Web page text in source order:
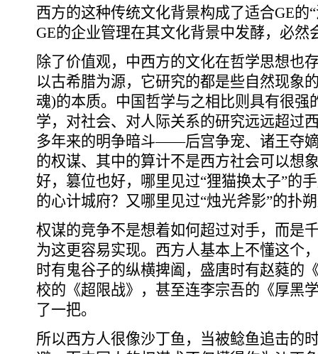
西方的这种传统文化背景构成了适合GE的
GE的企业管理在其文化背景中发酵，必然
除了价值观，中西方的文化在哲学思想也
以古希腊为源，它研究的都是些自然现象
魂)的本质。中国哲学与之相比则具有很强
学，对社会、对人际关系的研究远远超过
多年来的明争暗斗――后宫争宠、诸王夺
的权谋、其中的算计不是西方社会可以
好，篡位也好，哪里见过“狸猫换太子”的
的心计城府？又哪里见过“烛光斧影”的扑
权谋的竞争不是想着如何超过对手，而
为这更容易实现。西方人基本上不懂这个
时有鬼谷子的纵横捭阖，盛唐时有赵蕤的
校的《超限战》，甚至连李宗吾的《厚黑
了一把。
所以西方人很像沙丁鱼，当被鲶鱼追击的